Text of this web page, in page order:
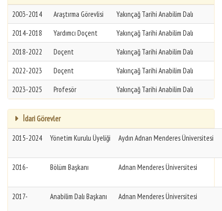
2003-2014 Araştırma Görevlisi
Yakınçağ Tarihi Anabilim Dalı
2014-2018
Yardımcı Doçent
Yakınçağ Tarihi Anabilim Dalı
2018-2022
Doçent
Yakınçağ Tarihi Anabilim Dalı
2022-2023
Doçent
Yakınçağ Tarihi Anabilim Dalı
2023-2025
Profesör Yakınçağ Tarihi Anabilim Dalı
İdari Görevler
2015-2024 Yönetim Kurulu Üyeliği Aydın Adnan Menderes Üniversitesi
2016- Bölüm Başkanı Adnan Menderes Üniversitesi
2017- Anabilim Dalı Başkanı Adnan Menderes Üniversitesi